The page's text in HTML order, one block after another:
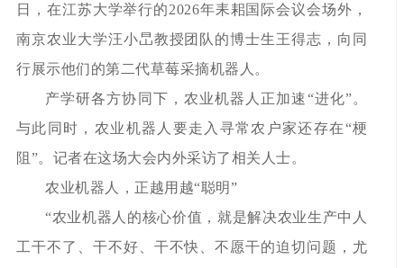
日，在江苏大学举行的2026年耒耜国际会议会场外，
南京农业大学汪小旵教授团队的博士生王得志，向同
行展示他们的第二代草莓采摘机器人。
产学研各方协同下，农业机器人正加速“进化”。
与此同时，农业机器人要走入寻常农户家还存在“梗
阻”。记者在这场大会内外采访了相关人士。
农业机器人，正越用越“聪明”
“农业机器人的核心价值，就是解决农业生产中人
工干不了、干不好、干不快、不愿干的迫切问题，尤